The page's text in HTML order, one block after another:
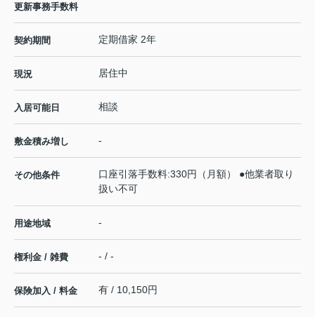
更新事務手数料
契約期間 定期借家 2年
現況 居住中
入居可能日 相談
敷金積み増し -
その他条件
口座引落手数料:330円（月額） ●他業者取り
扱い不可
用途地域 -
権利金 / 雑費 - / -
保険加入 / 料金 有 / 10,150円